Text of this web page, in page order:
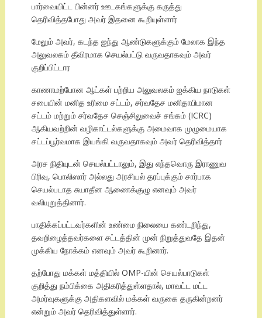
பார்வையிட்ட பின்னர் ஊடகங்களுக்கு கருத்து
தெரிவித்தபோது அவர் இதனை கூறியுள்ளார்
மேலும் அவர், கடந்த ஐந்து ஆண்டுகளுக்கும் மேலாக இந்த
அலுவலகம் தீவிரமாக செயல்பட்டு வருவதாகவும் அவர்
குறிப்பிட்டார
காணாமற்போன ஆட்கள் பற்றிய அலுவலகம் ஐக்கிய நாடுகள்
சபையின் மனித உரிமை சட்டம், சர்வதேச மனிதாபிமான
சட்டம் மற்றும் சர்வதேச செஞ்சிலுவைச் சங்கம் (ICRC)
ஆகியவற்றின் வழிகாட்டல்களுக்கு அமைவாக முழுமையாக
சட்டப்பூர்வமாக இயங்கி வருவதாகவும் அவர் தெரிவித்தார்
அரச நிதியுடன் செயல்பட்டாலும், இது எந்தவொரு இராணுவ
பிரிவு, பொலிஸார் அல்லது அரசியல் தரப்புக்கும் சார்பாக
செயல்படாத சுயாதீன ஆணைக்குழு எனவும் அவர்
வலியுறுத்தினார்.
பாதிக்கப்பட்டவர்களின் உண்மை நிலையை கண்டறிந்து,
தவறிழைத்தவர்களை சட்டத்தின் முன் நிறுத்துவதே இதன்
முக்கிய நோக்கம் எனவும் அவர் கூறினார்.
தற்போது மக்கள் மத்தியில் OMP-யின் செயல்பாடுகள்
குறித்து நம்பிக்கை அதிகரித்துள்ளதால், மாவட்ட மட்ட
அமர்வுகளுக்கு அதிகளவில் மக்கள் வருகை தருகின்றனர்
என்றும் அவர் தெரிவித்துள்ளார்.